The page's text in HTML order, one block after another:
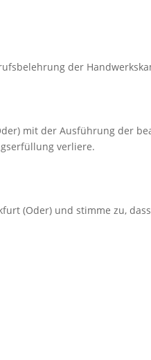
der
mit der Ausführung der
verliere.
(Oder) und stimme zu,